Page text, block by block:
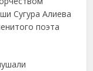
Сугура Алиева
поэта